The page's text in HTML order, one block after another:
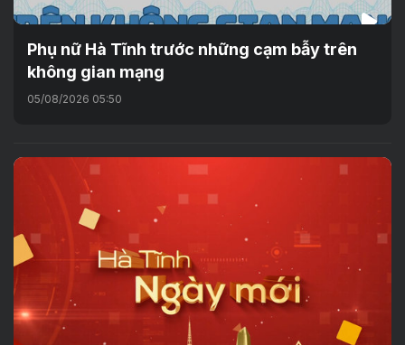
Phụ nữ Hà Tĩnh trước những cạm bẫy trên
không gian mạng
05/08/2026 05:50